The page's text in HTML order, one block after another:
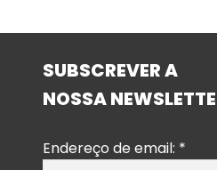
SUBSCREVER A
NOSSA
Endereço de email: *